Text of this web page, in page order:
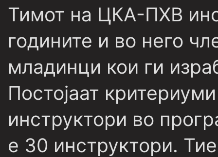
Тимот на ЦКА-ПХВ
годините и во него
младинци кои ги
Постојаат
инструктори во
е 30 инструктори.